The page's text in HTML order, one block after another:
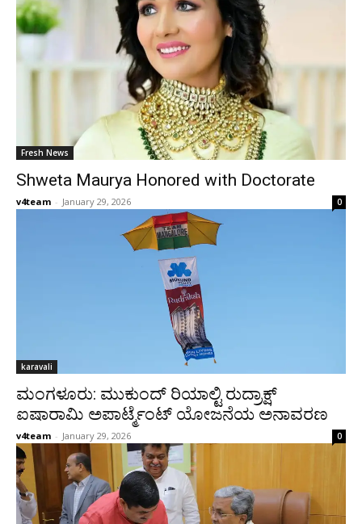
Fresh News
Shweta Maurya Honored with Doctorate
v4team - January 29, 2026 0
karavali
ಮಂಗಳೂರು: ಮುಕುಂದ್ ರಿಯಾಲ್ಟಿ ರುದ್ರಾಕ್ಷ್
ಐಷಾರಾಮಿ ಅಪಾರ್ಟ್ಮೆಂಟ್ ಯೋಜನೆಯ ಅನಾವರಣ
v4team - January 29, 2026 0